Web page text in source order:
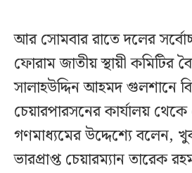
আর সোমবার রাতে দলের সর্বোচ্চ
ফোরাম জাতীয় স্থায়ী কমিটির
সালাহউদ্দিন আহমদ গুলশানে
চেয়ারপারসনের কার্যালয়
গণমাধ্যমের উদ্দেশ্যে বলেন,
ভারপ্রাপ্ত চেয়ারম্যান তারেক